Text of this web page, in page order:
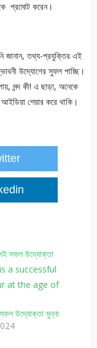
প্রমোট করেন।
জানান, তথ্য-প্রযুক্তির এই
উদ্যোগের সুফল পাচ্ছি।
মন্দ কী! এ ছাড়া, অনেকে
শেয়ার করে থাকি।
উদ্যোক্তা মুন্না